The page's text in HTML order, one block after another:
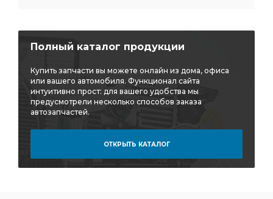
Полный каталог продукции
Купить запчасти вы можете онлайн из дома, офиса
или вашего автомобиля. Функционал сайта
интуитивно прост: для вашего удобства мы
предусмотрели несколько способов заказа
автозапчастей.
ОТКРЫТЬ КАТАЛОГ